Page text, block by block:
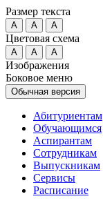
Размер текста
A A A
Цветовая схема
A A A
Изображения
Боковое меню
Обычная версия
Абитуриентам
Обучающимся
Аспирантам
Сотрудникам
Выпускникам
Сервисы
Расписание